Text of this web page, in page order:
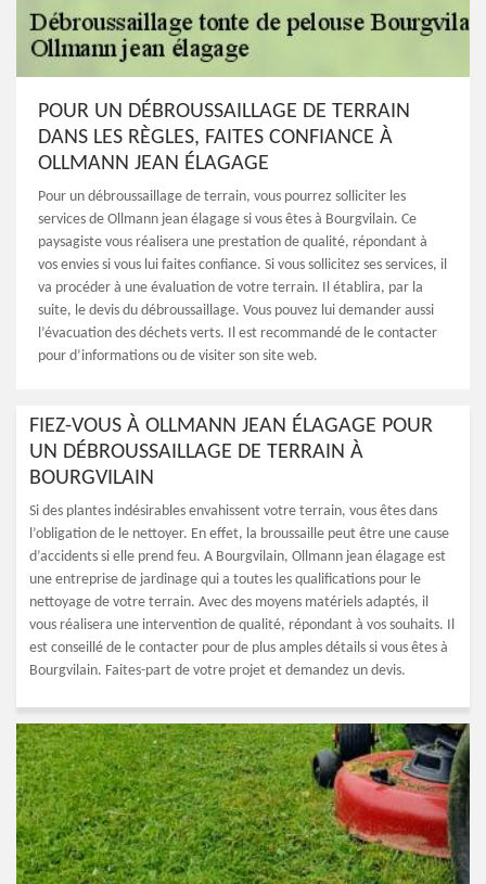
POUR UN DÉBROUSSAILLAGE DE TERRAIN
DANS LES RÈGLES, FAITES CONFIANCE À
OLLMANN JEAN ÉLAGAGE
Pour un débroussaillage de terrain, vous pourrez solliciter les
services de Ollmann jean élagage si vous êtes à Bourgvilain. Ce
paysagiste vous réalisera une prestation de qualité, répondant à
vos envies si vous lui faites confiance. Si vous sollicitez ses services, il
va procéder à une évaluation de votre terrain. Il établira, par la
suite, le devis du débroussaillage. Vous pouvez lui demander aussi
l’évacuation des déchets verts. Il est recommandé de le contacter
pour d’informations ou de visiter son site web.
FIEZ-VOUS À OLLMANN JEAN ÉLAGAGE POUR
UN DÉBROUSSAILLAGE DE TERRAIN À
BOURGVILAIN
Si des plantes indésirables envahissent votre terrain, vous êtes dans
l’obligation de le nettoyer. En effet, la broussaille peut être une cause
d’accidents si elle prend feu. A Bourgvilain, Ollmann jean élagage est
une entreprise de jardinage qui a toutes les qualifications pour le
nettoyage de votre terrain. Avec des moyens matériels adaptés, il
vous réalisera une intervention de qualité, répondant à vos souhaits. Il
est conseillé de le contacter pour de plus amples détails si vous êtes à
Bourgvilain. Faites-part de votre projet et demandez un devis.